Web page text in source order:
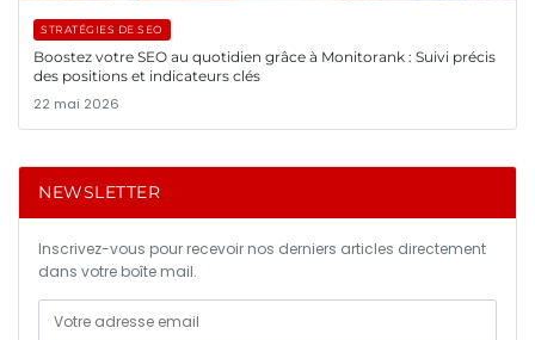
STRATÉGIES DE SEO
Boostez votre SEO au quotidien grâce à Monitorank : Suivi précis
des positions et indicateurs clés
22 mai 2026
NEWSLETTER
Inscrivez-vous pour recevoir nos derniers articles directement
dans votre boîte mail.